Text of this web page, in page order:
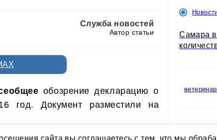
Служба новостей
Автор статьи
обозрение декларацию о своих
разместили на официальном
Самара